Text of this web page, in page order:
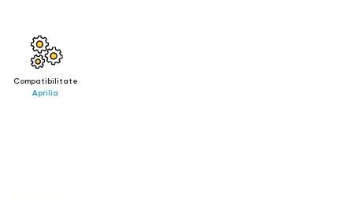
Compatibilitate
Aprilia